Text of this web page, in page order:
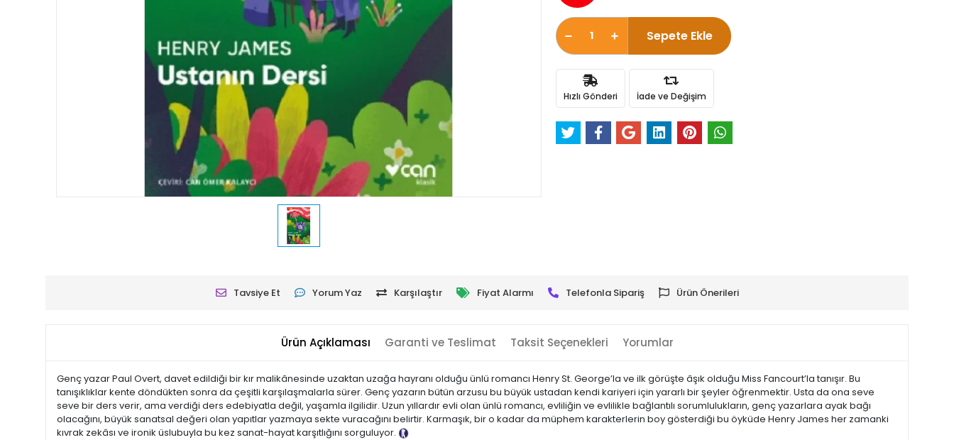
Sepete Ekle
Hızlı Gönderi İade ve Değişim
Tavsiye Et Yorum Yaz Karşılaştır Fiyat Alarmı Telefonla Sipariş Ürün Önerileri
Ürün Açıklaması Garanti ve Teslimat Taksit Seçenekleri Yorumlar
Genç yazar Paul Overt, davet edildiği bir kır malikânesinde uzaktan uzağa hayranı olduğu ünlü romancı Henry St. George’la ve ilk görüşte âşık olduğu Miss Fancourt’la tanışır. Bu
tanışıklıklar kente döndükten sonra da çeşitli karşılaşmalarla sürer. Genç yazarın bütün arzusu bu büyük ustadan kendi kariyeri için yararlı bir şeyler öğrenmektir. Usta da ona seve
seve bir ders verir, ama verdiği ders edebiyatla değil, yaşamla ilgilidir. Uzun yıllardır evli olan ünlü romancı, evliliğin ve evlilikle bağlantılı sorumlulukların, genç yazarlara ayak bağı
olacağını, büyük sanatsal değeri olan yapıtlar yazmaya sekte vuracağını belirtir. Karmaşık, bir o kadar da müphem karakterlerin boy gösterdiği bu öyküde Henry James her zamanki
kıvrak zekâsı ve ironik üslubuyla bu kez sanat-hayat karşıtlığını sorguluyor.
Tanıtım Metni